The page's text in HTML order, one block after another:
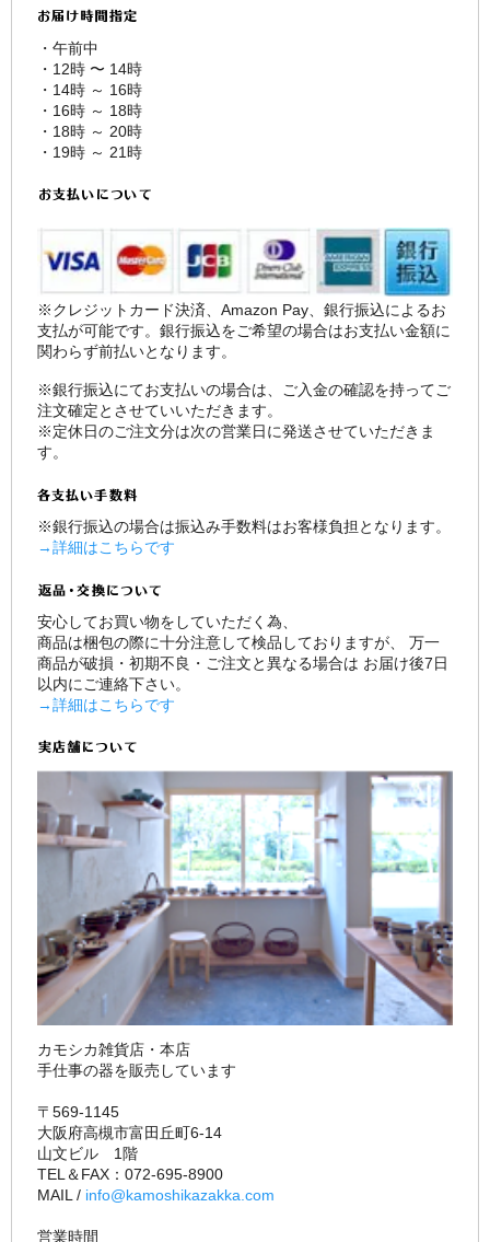
・午前中
・12時 〜 14時
・14時 ～ 16時
・16時 ～ 18時
・18時 ～ 20時
・19時 ～ 21時
※クレジットカード決済、Amazon Pay、銀行振込によるお
支払が可能です。銀行振込をご希望の場合はお支払い金額に
関わらず前払いとなります。
※銀行振込にてお支払いの場合は、ご入金の確認を持ってご
注文確定とさせていいただきます。
※定休日のご注文分は次の営業日に発送させていただきま
す。
※銀行振込の場合は振込み手数料はお客様負担となります。
→詳細はこちらです
安心してお買い物をしていただく為、
商品は梱包の際に十分注意して検品しておりますが、 万一
商品が破損・初期不良・ご注文と異なる場合は お届け後7日
以内にご連絡下さい。
→詳細はこちらです
カモシカ雑貨店・本店
手仕事の器を販売しています
〒569-1145
大阪府高槻市富田丘町6-14
山文ビル 1階
TEL＆FAX：072-695-8900
MAIL / info@kamoshikazakka.com
営業時間